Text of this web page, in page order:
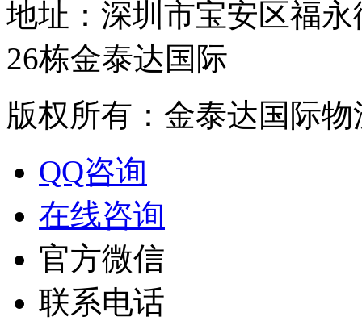
地址：深圳市宝安区福
26栋金泰达国际
版权所有：金泰达国际物
QQ咨询
在线咨询
官方微信
联系电话